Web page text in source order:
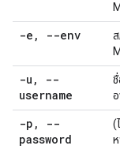
-e , --env
-u ,
--
username
-p ,
--
password
(